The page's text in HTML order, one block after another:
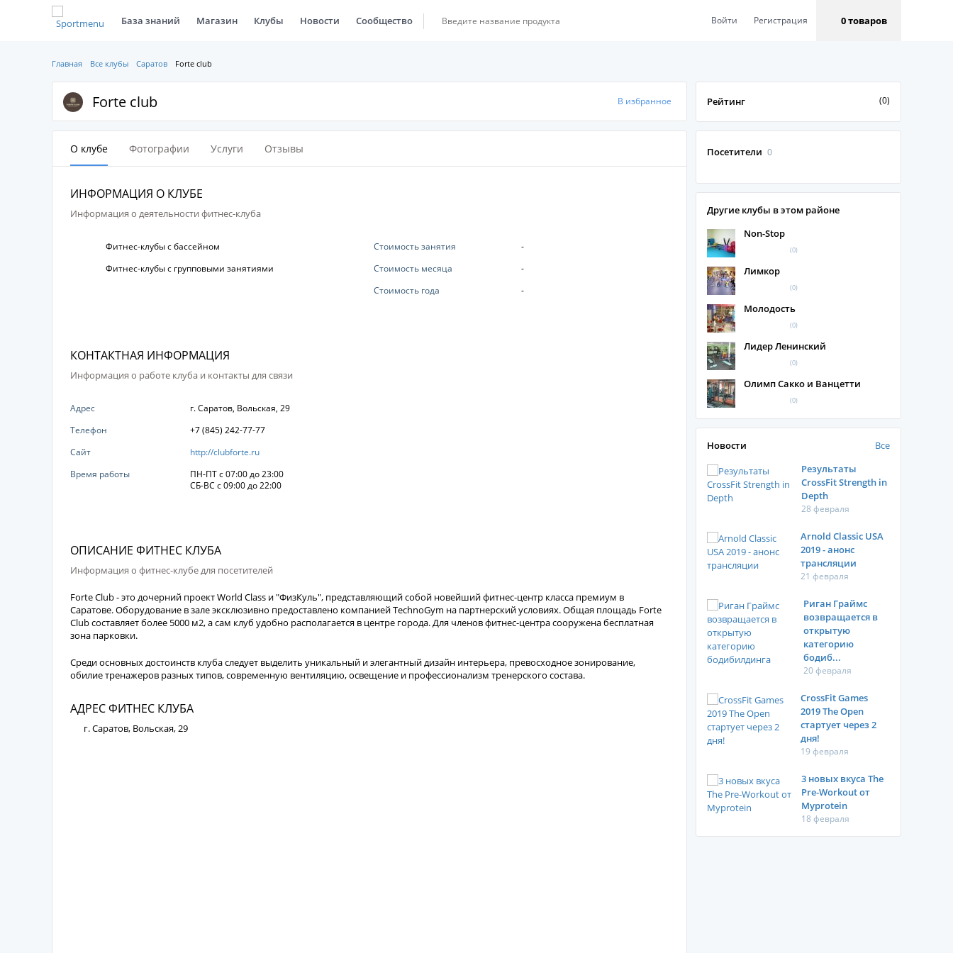
База знаний Магазин Клубы Новости Сообщество Войти Регистрация 0 товаров
Главная Все клубы Саратов Forte club
Forte club В избранное Рейтинг (0)
О клубе Фотографии Услуги Отзывы
ИНФОРМАЦИЯ О КЛУБЕ
Информация о деятельности фитнес-клуба
Фитнес-клубы с бассейном
Фитнес-клубы с групповыми занятиями
Стоимость занятия
-
Стоимость месяца
-
Стоимость года
-
КОНТАКТНАЯ ИНФОРМАЦИЯ
Информация о работе клуба и контакты для связи
Адрес
г. Саратов, Вольская, 29
Телефон
+7 (845) 242-77-77
Сайт
http://clubforte.ru
Время работы
ПН-ПТ с 07:00 до 23:00
СБ-ВС с 09:00 до 22:00
ОПИСАНИЕ ФИТНЕС КЛУБА
Информация о фитнес-клубе для посетителей
Forte Club - это дочерний проект World Class и "ФизКуль", представляющий собой новейший фитнес-центр класса премиум в
Саратове. Оборудование в зале эксклюзивно предоставлено компанией TechnoGym на партнерский условиях. Общая площадь Forte
Club составляет более 5000 м2, а сам клуб удобно располагается в центре города. Для членов фитнес-центра сооружена бесплатная
зона парковки.
Среди основных достоинств клуба следует выделить уникальный и элегантный дизайн интерьера, превосходное зонирование,
обилие тренажеров разных типов, современную вентиляцию, освещение и профессионализм тренерского состава.
АДРЕС ФИТНЕС КЛУБА
г. Саратов, Вольская, 29
Посетители 0
Другие клубы в этом районе
Non-Stop
(0)
Лимкор
(0)
Молодость
(0)
Лидер Ленинский
(0)
Олимп Сакко и Ванцетти
(0)
Новости
Все
Результаты
CrossFit Strength in
Depth
28 февраля
Arnold Classic USA
2019 - анонс
трансляции
21 февраля
Риган Граймс
возвращается в
открытую
категорию
бодиб...
20 февраля
CrossFit Games
2019 The Open
стартует через 2
дня!
19 февраля
3 новых вкуса The
Pre-Workout от
Myprotein
18 февраля